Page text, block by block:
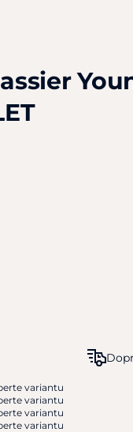
variantu
variantu
variantu
variantu